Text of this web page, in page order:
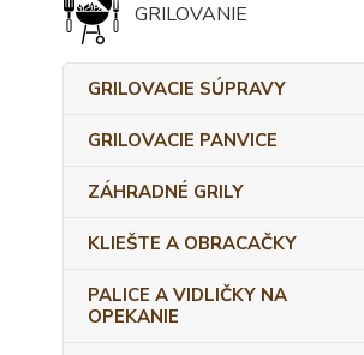
GRILOVANIE
GRILOVACIE SÚPRAVY
GRILOVACIE PANVICE
ZÁHRADNÉ GRILY
KLIEŠTE A OBRACAČKY
PALICE A VIDLIČKY NA
OPEKANIE